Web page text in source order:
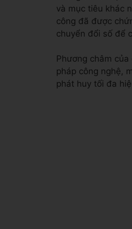
không chỉ là một
và mục tiêu khác
công đã được
Phương châm
pháp công nghệ,